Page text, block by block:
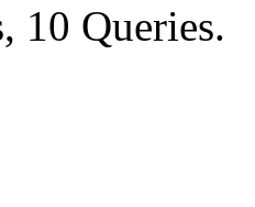
10 Queries.